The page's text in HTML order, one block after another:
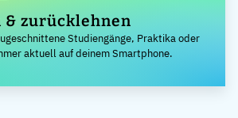
& zurücklehnen
Studiengänge, Praktika oder
aktuell auf deinem Smartphone.